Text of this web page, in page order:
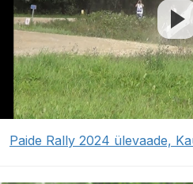
Paide Rally 2024 ülevaade,